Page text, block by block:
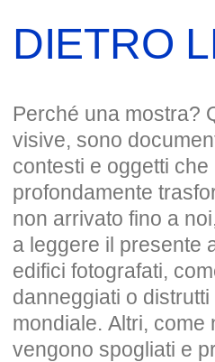
DIETRO
Perché una mostra?
visive, sono
contesti e oggetti
profondamente
non arrivato fino a
a leggere il presente
edifici fotografati,
danneggiati o
mondiale. Altri,
vengono spogliati e